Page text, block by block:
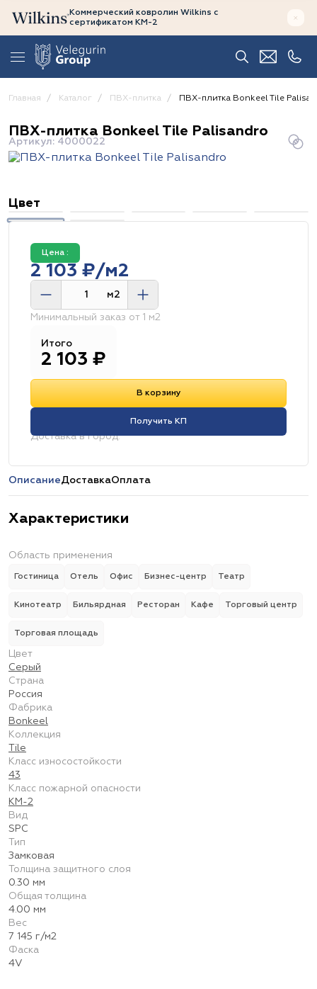
Коммерческий ковролин Wilkins с
сертификатом КМ-2
Главная Каталог ПВХ-плитка ПВХ-плитка Bonkeel Tile
ПВХ-плитка Bonkeel Tile Palisandro
Артикул: 4000022
Цвет
Цена :
2 103 ₽/м2
м2
Минимальный заказ от 1 м2
Итого
2 103 ₽
В корзину
Получить КП
Доставка в город:
ОписаниеДоставкаОплата
Характеристики
Область применения
Гостиница Отель Офис Бизнес-центр Театр
Кинотеатр Бильярдная Ресторан Кафе Торговый центр
Торговая площадь
Цвет
Серый
Страна
Россия
Фабрика
Bonkeel
Коллекция
Tile
Класс износостойкости
43
Класс пожарной опасности
КМ-2
Вид
SPC
Тип
Замковая
Толщина защитного слоя
0.30 мм
Общая толщина
4.00 мм
Вес
7 145 г/м2
Фаска
4V